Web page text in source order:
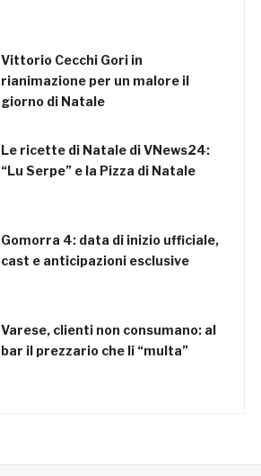
Vittorio Cecchi Gori in
rianimazione per un malore il
giorno di Natale
Le ricette di Natale di VNews24:
“Lu Serpe” e la Pizza di Natale
Gomorra 4: data di inizio ufficiale,
cast e anticipazioni esclusive
Varese, clienti non consumano: al
bar il prezzario che li “multa”